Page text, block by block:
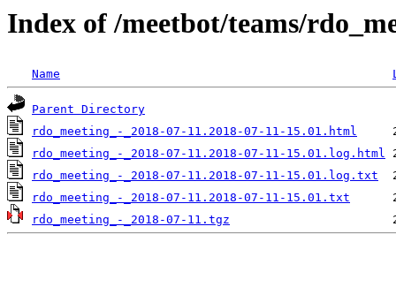
Index of /meetbot/teams/
Name
Parent Directory
rdo_meeting_-_2018-07-11.2018-07-11-15.01.html
rdo_meeting_-_2018-07-11.2018-07-11-15.01.log.html
rdo_meeting_-_2018-07-11.2018-07-11-15.01.log.txt
rdo_meeting_-_2018-07-11.2018-07-11-15.01.txt
rdo_meeting_-_2018-07-11.tgz